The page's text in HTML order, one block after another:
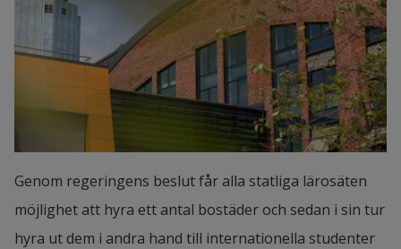
Genom regeringens beslut får alla statliga lärosäten
möjlighet att hyra ett antal bostäder och sedan i sin tur
hyra ut dem i andra hand till internationella studenter